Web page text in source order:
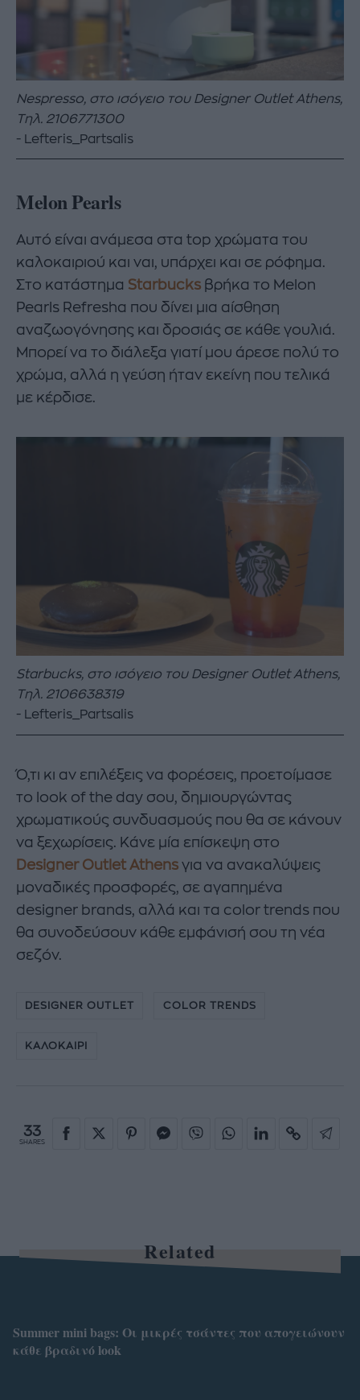
Nespresso, στο ισόγειο τουDesigner Outlet Athens,
Τηλ. 2106771300
Lefteris_Partsalis
Melon Pearls
Αυτό είναι ανάμεσα στα top χρώματα του
καλοκαιριού και ναι, υπάρχει και σε ρόφημα.
Στο κατάστημα Starbucks βρήκα το Melon
Pearls Refresha που δίνει μια αίσθηση
αναζωογόνησης και δροσιάς σε κάθε γουλιά.
Μπορεί να το διάλεξα γιατί μου άρεσε πολύ το
χρώμα, αλλά η γεύση ήταν εκείνη που τελικά
με κέρδισε.
Starbucks, στο ισόγειο τουDesigner Outlet Athens,
Τηλ. 2106638319
Lefteris_Partsalis
Ό,τι κι αν επιλέξεις να φορέσεις, προετοίμασε
το look of the day σου, δημιουργώντας
χρωματικούς συνδυασμούς που θα σε κάνουν
να ξεχωρίσεις. Κάνε μία επίσκεψη στο
Designer Outlet Athens για να ανακαλύψεις
μοναδικές προσφορές, σε αγαπημένα
designer brands, αλλά και τα color trends που
θα συνοδεύσουν κάθε εμφάνισή σου τη νέα
σεζόν.
DESIGNER OUTLET COLOR TRENDS
ΚΑΛΟΚΑΙΡΙ
33
SHARES
Related
Summer mini bags: Οι μικρές τσάντες που απογειώνουν
κάθε βραδινό look